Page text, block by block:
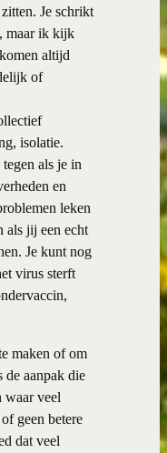
Je schrikt
maar ik kijk
altijd
of
isolatie.
als je in
en
leken
als jij een echt
Je kunt nog
virus sterft
maken of om
de aanpak die
waar veel
geen betere
dat veel